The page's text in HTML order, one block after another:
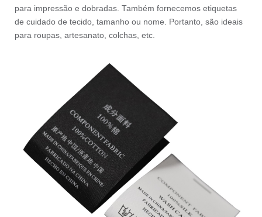
para impressão e dobradas. Também fornecemos etiquetas
de cuidado de tecido, tamanho ou nome. Portanto, são ideais
para roupas, artesanato, colchas, etc.